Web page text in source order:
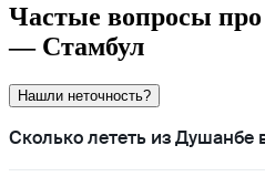
Частые вопросы
— Стамбул
Нашли неточность?
Сколько лететь из Душанбе